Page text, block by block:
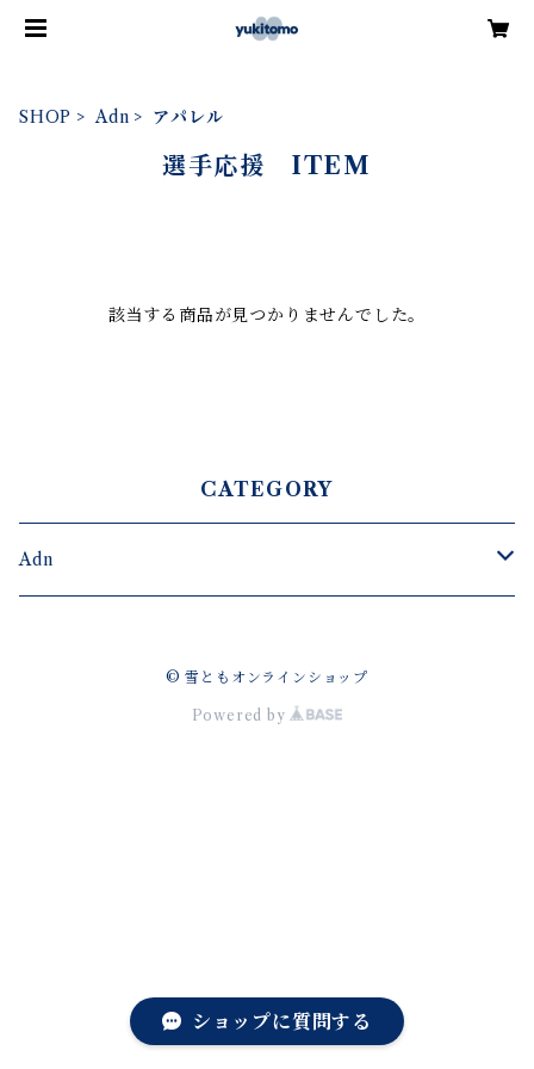
SHOP Adn アパレル
選手応援 ITEM
該当する商品が見つかりませんでした。
CATEGORY
Adn
© 雪ともオンラインショップ
Powered by
ショップに質問する